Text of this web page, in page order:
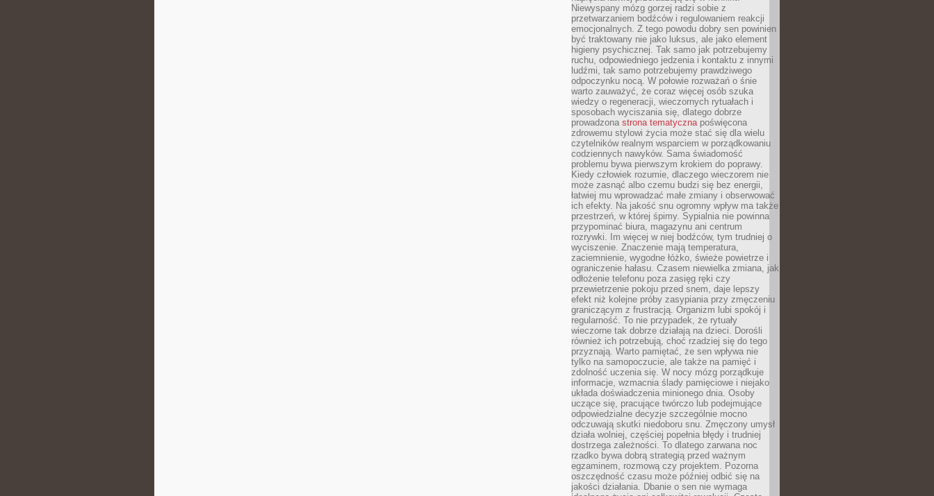
Niewyspany mózg gorzej radzi sobie z
przetwarzaniem bodźców i regulowaniem reakcji
emocjonalnych. Z tego powodu dobry sen powinien
być traktowany nie jako luksus, ale jako element
higieny psychicznej. Tak samo jak potrzebujemy
ruchu, odpowiedniego jedzenia i kontaktu z innymi
ludźmi, tak samo potrzebujemy prawdziwego
odpoczynku nocą. W połowie rozważań o śnie
warto zauważyć, że coraz więcej osób szuka
wiedzy o regeneracji, wieczornych rytuałach i
sposobach wyciszania się, dlatego dobrze
prowadzona strona tematycznapoświęcona
zdrowemu stylowi życia może stać się dla wielu
czytelników realnym wsparciem w porządkowaniu
codziennych nawyków. Sama świadomość
problemu bywa pierwszym krokiem do poprawy.
Kiedy człowiek rozumie, dlaczego wieczorem nie
może zasnąć albo czemu budzi się bez energii,
łatwiej mu wprowadzać małe zmiany i obserwować
ich efekty. Na jakość snu ogromny wpływ ma także
przestrzeń, w której śpimy. Sypialnia nie powinna
przypominać biura, magazynu ani centrum
rozrywki. Im więcej w niej bodźców, tym trudniej o
wyciszenie. Znaczenie mają temperatura,
zaciemnienie, wygodne łóżko, świeże powietrze i
ograniczenie hałasu. Czasem niewielka zmiana, jak
odłożenie telefonu poza zasięg ręki czy
przewietrzenie pokoju przed snem, daje lepszy
efekt niż kolejne próby zasypiania przy zmęczeniu
graniczącym z frustracją. Organizm lubi spokój i
regularność. To nie przypadek, że rytuały
wieczorne tak dobrze działają na dzieci. Dorośli
również ich potrzebują, choć rzadziej się do tego
przyznają. Warto pamiętać, że sen wpływa nie
tylko na samopoczucie, ale także na pamięć i
zdolność uczenia się. W nocy mózg porządkuje
informacje, wzmacnia ślady pamięciowe i niejako
układa doświadczenia minionego dnia. Osoby
uczące się, pracujące twórczo lub podejmujące
odpowiedzialne decyzje szczególnie mocno
odczuwają skutki niedoboru snu. Zmęczony umysł
działa wolniej, częściej popełnia błędy i trudniej
dostrzega zależności. To dlatego zarwana noc
rzadko bywa dobrą strategią przed ważnym
egzaminem, rozmową czy projektem. Pozorna
oszczędność czasu może później odbić się na
jakości działania. Dbanie o sen nie wymaga